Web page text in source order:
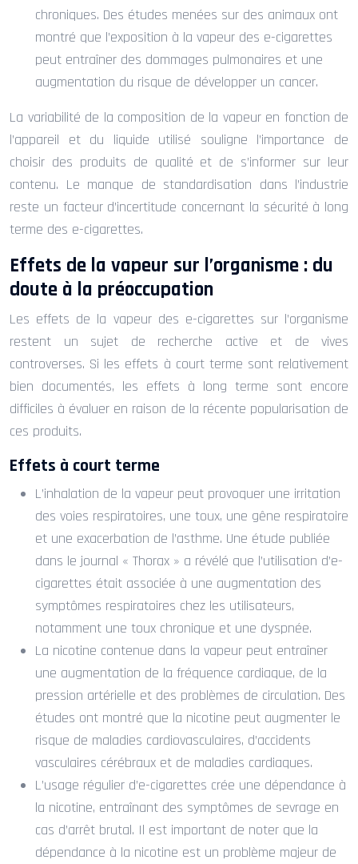
chroniques. Des études menées sur des animaux ont
montré que l’exposition à la vapeur des e-cigarettes
peut entraîner des dommages pulmonaires et une
augmentation du risque de développer un cancer.
La variabilité de la composition de la vapeur en fonction de
l’appareil et du liquide utilisé souligne l’importance de
choisir des produits de qualité et de s’informer sur leur
contenu. Le manque de standardisation dans l’industrie
reste un facteur d’incertitude concernant la sécurité à long
terme des e-cigarettes.
Effets de la vapeur sur l’organisme : du
doute à la préoccupation
Les effets de la vapeur des e-cigarettes sur l’organisme
restent un sujet de recherche active et de vives
controverses. Si les effets à court terme sont relativement
bien documentés, les effets à long terme sont encore
difficiles à évaluer en raison de la récente popularisation de
ces produits.
Effets à court terme
L’inhalation de la vapeur peut provoquer une irritation
des voies respiratoires, une toux, une gêne respiratoire
et une exacerbation de l’asthme. Une étude publiée
dans le journal « Thorax » a révélé que l’utilisation d’e-
cigarettes était associée à une augmentation des
symptômes respiratoires chez les utilisateurs,
notamment une toux chronique et une dyspnée.
La nicotine contenue dans la vapeur peut entraîner
une augmentation de la fréquence cardiaque, de la
pression artérielle et des problèmes de circulation. Des
études ont montré que la nicotine peut augmenter le
risque de maladies cardiovasculaires, d’accidents
vasculaires cérébraux et de maladies cardiaques.
L’usage régulier d’e-cigarettes crée une dépendance à
la nicotine, entraînant des symptômes de sevrage en
cas d’arrêt brutal. Il est important de noter que la
dépendance à la nicotine est un problème majeur de